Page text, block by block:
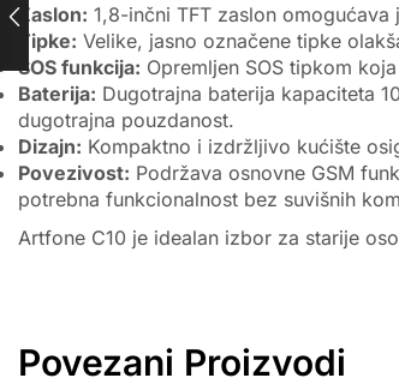
Zaslon: 1,8-inčni TFT zaslon
Tipke: Velike, jasno označene tipke
SOS funkcija: Opremljen SOS tipkom
Baterija: Dugotrajna baterija kapaciteta
dugotrajna pouzdanost.
Dizajn: Kompaktno i izdržljivo kućište
Povezivost: Podržava osnovne GSM
potrebna funkcionalnost bez suvišnih
Artfone C10 je idealan izbor za starije
Povezani Proizvodi